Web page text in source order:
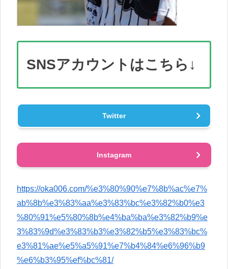
SNSアカウント はこちら↓
Twitter
Instagram
https://oka006.com/%e3%80%90%e7%8b%ac%e7%
ab%8b%e3%83%aa%e3%83%bc%e3%82%b0%e3
%80%91%e5%80%8b%e4%ba%ba%e3%82%b9%e
3%83%9d%e3%83%b3%e3%82%b5%e3%83%bc%
e3%81%ae%e5%a5%91%e7%b4%84%e6%96%b9
%e6%b3%95%ef%bc%81/